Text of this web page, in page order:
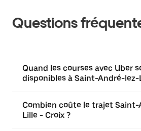
Questions
Quand les courses avec Uber
disponibles à Saint-André-lez-
Combien coûte le trajet
Lille - Croix ?